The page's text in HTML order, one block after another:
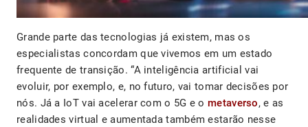
Grande parte das tecnologias já existem, mas os
especialistas concordam que vivemos em um estado
frequente de transição. “A inteligência artificial vai
evoluir, por exemplo, e, no futuro, vai tomar decisões por
nós. Já a IoT vai acelerar com o 5G e ometaverso, e as
realidades virtual e aumentada também estarão nesse